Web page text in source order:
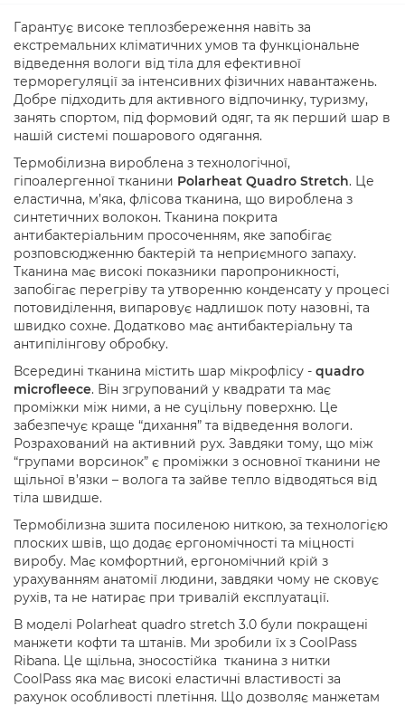
Гарантує високе теплозбереження навіть за
екстремальних кліматичних умов та функціональне
відведення вологи від тіла для ефективної
терморегуляції за інтенсивних фізичних навантажень.
Добре підходить для активного відпочинку, туризму,
занять спортом, під формовий одяг, та як перший шар в
нашій системі пошарового одягання.
Термобілизна вироблена з технологічної,
гіпоалергенної тканини Polarheat Quadro Stretch. Це
еластична, м’яка, флісова тканина, що вироблена з
синтетичних волокон. Тканина покрита
антибактеріальним просоченням, яке запобігає
розповсюдженню бактерій та неприємного запаху.
Тканина має високі показники паропроникності,
запобігає перегріву та утворенню конденсату у процесі
потовиділення, випаровує надлишок поту назовні, та
швидко сохне. Додатково має антибактеріальну та
антипілінгову обробку.
Всередині тканина містить шар мікрофлісу - quadro
microfleece. Він згрупований у квадрати та має
проміжки між ними, а не суцільну поверхню. Це
забезпечує краще “дихання” та відведення вологи.
Розрахований на активний рух. Завдяки тому, що між
“групами ворсинок” є проміжки з основної тканини не
щільної в’язки – волога та зайве тепло відводяться від
тіла швидше.
Термобілизна зшита посиленою ниткою, за технологією
плоских швів, що додає ергономічності та міцності
виробу. Має комфортний, ергономічний крій з
урахуванням анатомії людини, завдяки чому не сковує
рухів, та не натирає при тривалій експлуатації.
В моделі Polarheat quadro stretch 3.0 були покращені
манжети кофти та штанів. Ми зробили їх з CoolPass
Ribana. Це щільна, зносостійка тканина з нитки
CoolPass яка має високі еластичні властивості за
рахунок особливості плетіння. Що дозволяє манжетам